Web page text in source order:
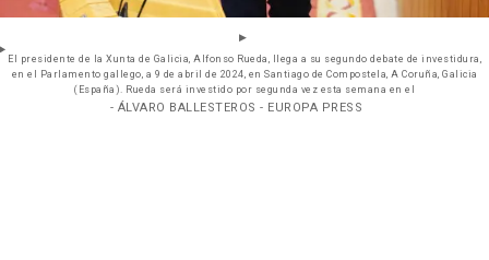
El presidente de la Xunta de Galicia, Alfonso Rueda, llega a su segundo debate de investidura,
en el Parlamento gallego, a 9 de abril de 2024, en Santiago de Compostela, A Coruña, Galicia
(España). Rueda será investido por segunda vez esta semana en el
- ÁLVARO BALLESTEROS - EUROPA PRESS